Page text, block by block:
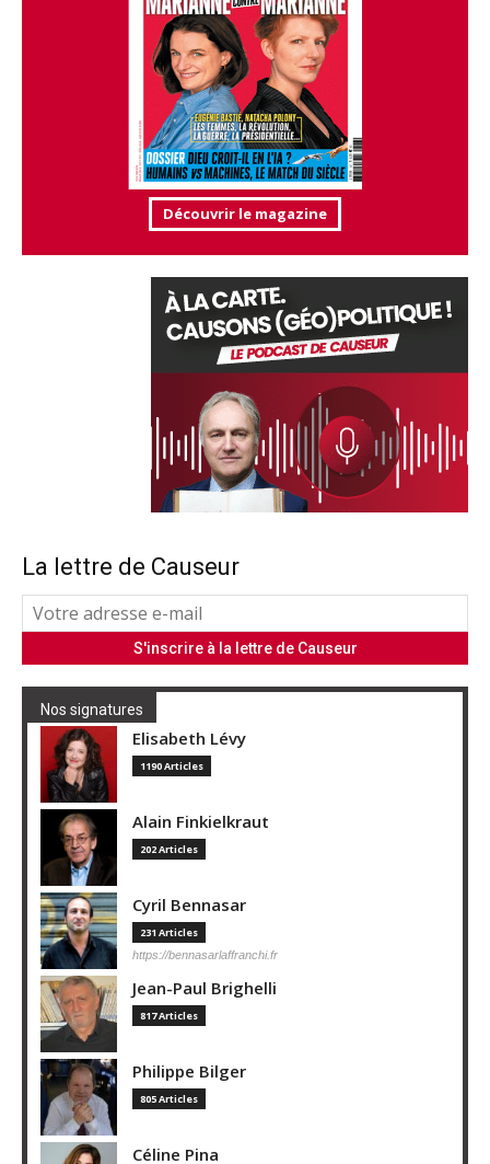
Découvrir le magazine
La lettre de Causeur
Nos signatures
Elisabeth Lévy
1190 Articles
Alain Finkielkraut
202 Articles
Cyril Bennasar
231 Articles
https://bennasarlaffranchi.fr
Jean-Paul Brighelli
817 Articles
Philippe Bilger
805 Articles
Céline Pina